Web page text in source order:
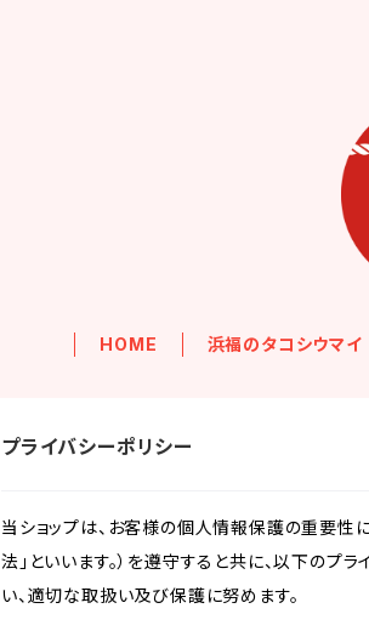
HOME 浜福のタコシウマイ
プライバシーポリシー
当ショップは、お客様の個人情報保護の重要性
法」といいます。）を遵守すると共に、以下のプ
い、適切な取扱い及び保護に努めます。